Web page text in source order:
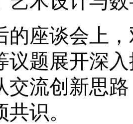
谈会上，
议题展开深
交流创新思
识。